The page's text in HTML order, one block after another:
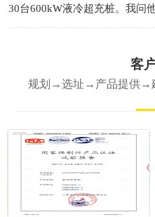
30台600kW液冷超充桩。我问
多大功率？”他说：“现在跑的
客
规划→选址→产品提供